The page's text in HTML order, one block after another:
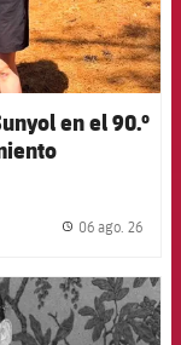
en el 90.º
06 ago. 26
badge